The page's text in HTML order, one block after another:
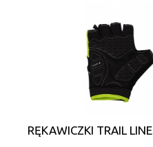
RĘKAWICZKI TRAIL LINE